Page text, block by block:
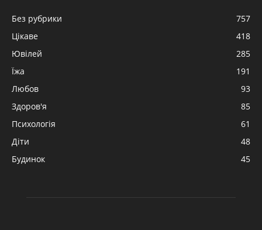
Без рубрики
757
Цікаве
418
Ювілей
285
Їжа
191
Любов
93
Здоров'я
85
Психологія
61
Діти
48
Будинок
45